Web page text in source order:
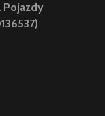
Pojazdy